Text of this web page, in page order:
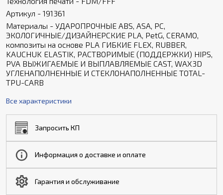
Артикул - 191361
Материалы - УДАРОПРОЧНЫЕ ABS, ASA, PC,
ЭКОЛОГИЧНЫЕ/ДИЗАЙНЕРСКИЕ PLA, PetG, CERAMO,
композиты на основе PLA ГИБКИЕ FLEX, RUBBER,
KAUCHUK ELASTIK, РАСТВОРИМЫЕ (ПОДДЕРЖКИ) HIPS,
PVA ВЫЖИГАЕМЫЕ И ВЫПЛАВЛЯЕМЫЕ CAST, WAX3D
УГЛЕНАПОЛНЕННЫЕ И СТЕКЛОНАПОЛНЕННЫЕ TOTAL-
TPU-CARB
Все характеристики
Запросить КП
Информация о доставке и оплате
Гарантия и обслуживание